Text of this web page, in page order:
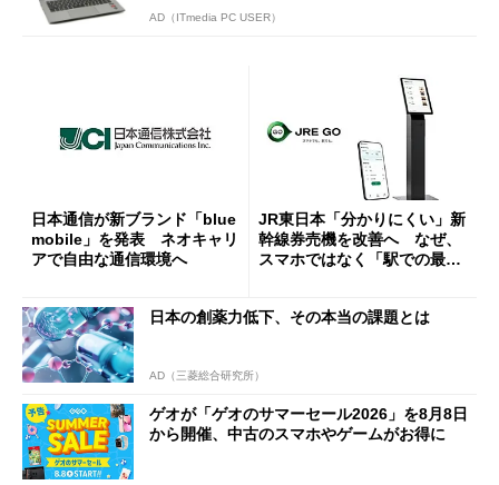
AD（ITmedia PC USER）
日本通信が新ブランド「blue
mobile」を発表 ネオキャリ
アで自由な通信環境へ
JR東日本「分かりにくい」新
幹線券売機を改善へ なぜ、
スマホではなく「駅での最短
日本の創薬力低下、その本当の課題とは
AD（三菱総合研究所）
ゲオが「ゲオのサマーセール2026」を8月8日
から開催、中古のスマホやゲームがお得に